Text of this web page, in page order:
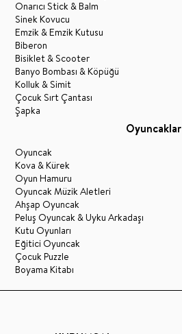
Onarıcı Stick & Balm
Sinek Kovucu
Emzik & Emzik Kutusu
Biberon
Bisiklet & Scooter
Banyo Bombası & Köpüğü
Kolluk & Simit
Çocuk Sırt Çantası
Şapka
Oyuncaklar
Oyuncak
Kova & Kürek
Oyun Hamuru
Oyuncak Müzik Aletleri
Ahşap Oyuncak
Peluş Oyuncak & Uyku Arkadaşı
Kutu Oyunları
Eğitici Oyuncak
Çocuk Puzzle
Boyama Kitabı